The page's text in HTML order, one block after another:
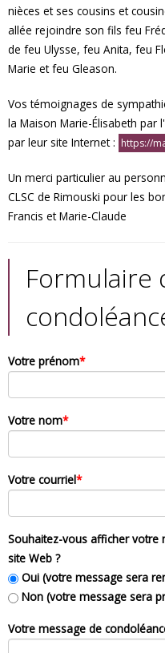
nièces et ses cousins et
allée rejoindre son fils feu
de feu Ulysse, feu Anita, feu
Marie et feu Gleason.
Vos témoignages de
la Maison Marie-Élisabeth
par leur site Internet : https://
Un merci particulier au
CLSC de Rimouski pour les
Francis et Marie-Claude
Formulaire
Votre prénom*
Votre nom*
Votre courriel*
Souhaitez-vous afficher votre
site Web ?
Oui (votre message sera
Non (votre message sera
Votre message de